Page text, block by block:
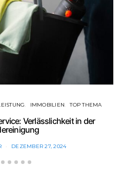
IMMOBILIEN TOP THEMA
Verlässlichkeit in der
DEZEMBER 27, 2024